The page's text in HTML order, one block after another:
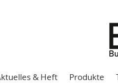
& Heft Produkte